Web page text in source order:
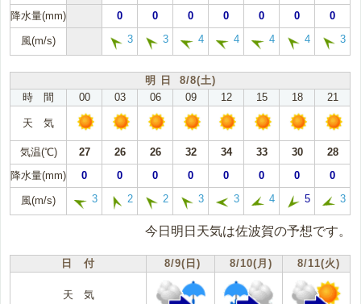
降水量(mm)
0 0 0 0 0 0 0
風(m/s) 3 3 4 4 4 4 3
明 日 8/8(土)
時 間
00 03 06 09 12 15 18 21
天 気
気温(℃) 27 26 26 32 34 33 30
28
降水量(mm)
0 0 0 0 0 0 0 0
風(m/s) 3 2 2 3 3 4 5 3
今日明日天気は佐波賀の予想です。
日 付 8/9(日) 8/10(月) 8/11(火)
天 気